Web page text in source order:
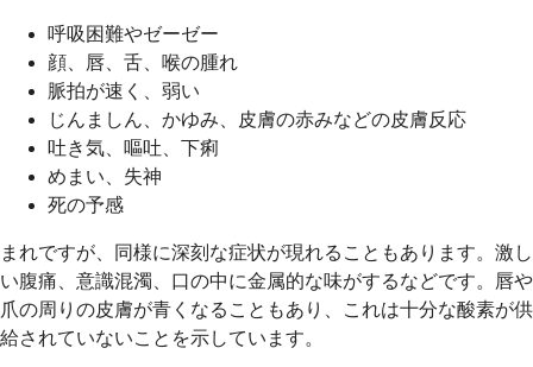
呼吸困難やゼーゼー
顔、唇、舌、喉の腫れ
脈拍が速く、弱い
じんましん、かゆみ、皮膚の赤みなどの皮膚反応
吐き気、嘔吐、下痢
めまい、失神
死の予感
まれですが、同様に深刻な症状が現れることもあります。激し
い腹痛、意識混濁、口の中に金属的な味がするなどです。唇や
爪の周りの皮膚が青くなることもあり、これは十分な酸素が供
給されていないことを示しています。